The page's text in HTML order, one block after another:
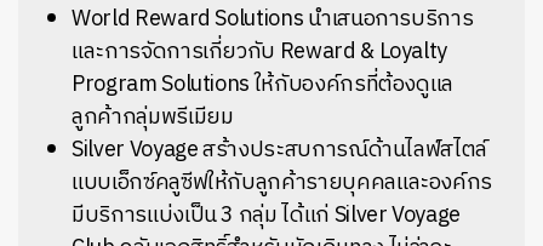
World Reward Solutions นำเสนอการบริการ
และการจัดการเกี่ยวกับ Reward & Loyalty
Program Solutions ให้กับองค์กรที่ต้องดูแล
ลูกค้ากลุ่มพรีเมียม
Silver Voyage สร้างประสบการณ์ด้านไลฟ์สไตล์
แบบเอ็กซ์คลูซีฟให้กับลูกค้ารายบุคคลและองค์กร
มีบริการแบ่งเป็น 3 กลุ่ม ได้แก่ Silver Voyage